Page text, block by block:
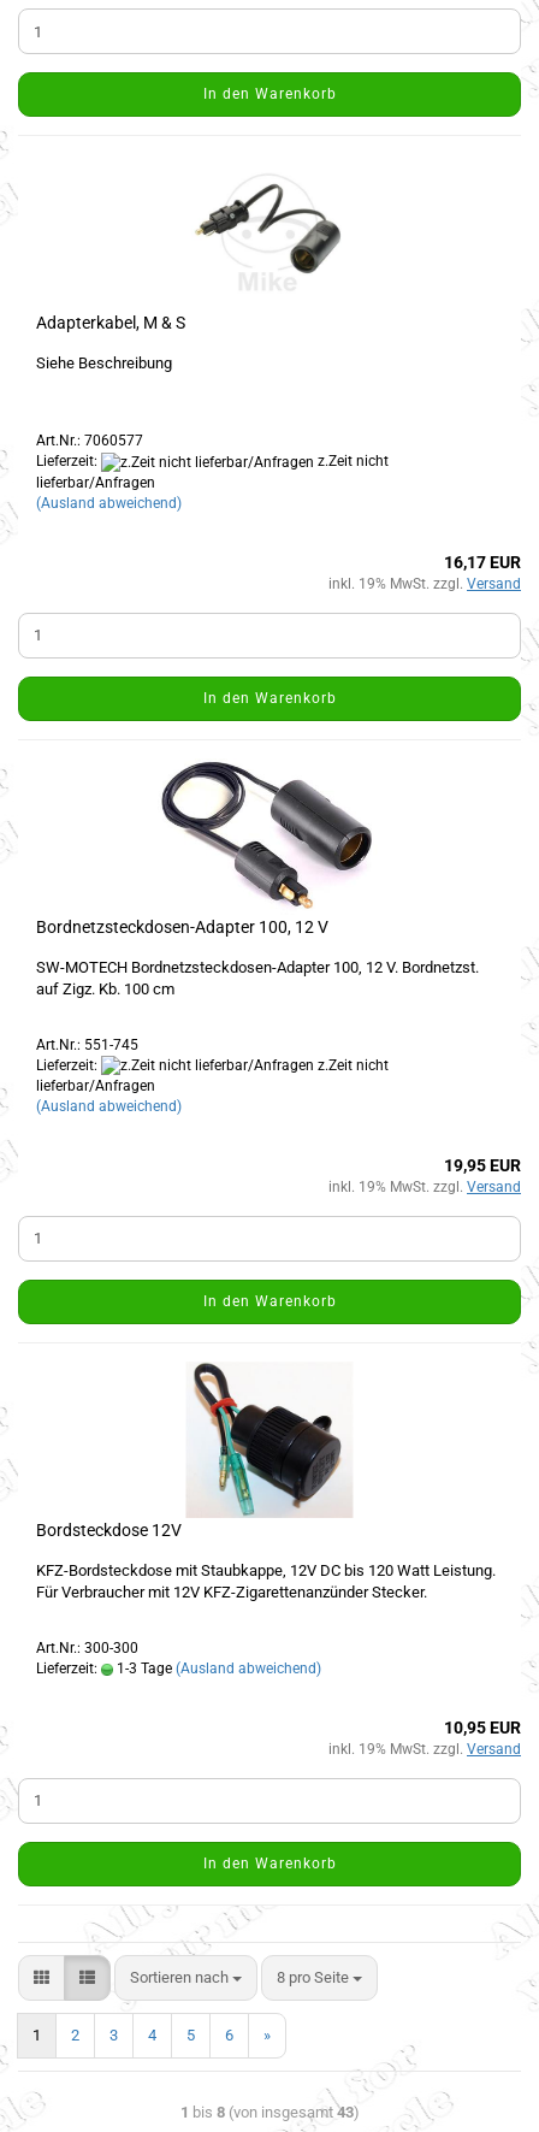
In den Warenkorb
Adapterkabel, M & S
Siehe Beschreibung
Art.Nr.: 7060577
Lieferzeit:
z.Zeit nicht
lieferbar/Anfragen
(Ausland abweichend)
16,17 EUR
inkl. 19% MwSt. zzgl. Versand
In den Warenkorb
Bordnetzsteckdosen-Adapter 100, 12 V
SW-MOTECH Bordnetzsteckdosen-Adapter 100, 12 V. Bordnetzst.
auf Zigz. Kb. 100 cm
Art.Nr.: 551-745
Lieferzeit:
z.Zeit nicht
lieferbar/Anfragen
(Ausland abweichend)
19,95 EUR
inkl. 19% MwSt. zzgl. Versand
In den Warenkorb
Bordsteckdose 12V
KFZ-Bordsteckdose mit Staubkappe, 12V DC bis 120 Watt Leistung.
Für Verbraucher mit 12V KFZ-Zigarettenanzünder Stecker.
Art.Nr.: 300-300
Lieferzeit:
1-3 Tage (Ausland abweichend)
10,95 EUR
inkl. 19% MwSt. zzgl. Versand
In den Warenkorb
Sortieren nach 8 pro Seite
1 2 3 4 5 6 »
1 bis 8(von insgesamt 43)